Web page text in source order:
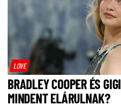
LOVE
BRADLEY COOPER ÉS
MINDENT ELÁRULNAK?